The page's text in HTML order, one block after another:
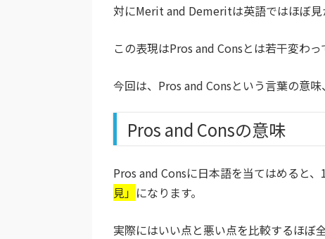
対にMerit and Demeritは英語ではほぼ見
この表現はPros and Consとは若干変わ
今回は、Pros and Consという言葉の意
Pros and Consの意味
Pros and Consに日本語を当てはめると
見」 になります。
実際にはいい点と悪い点を比較するほぼ